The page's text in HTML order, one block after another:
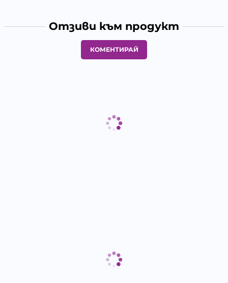
Отзиви към продукт
КОМЕНТИРАЙ